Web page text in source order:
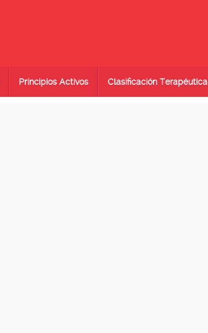
Principios Activos Clasificación Terapéutica